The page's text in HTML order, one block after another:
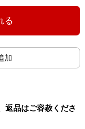
る
加
返品はご容赦くださ